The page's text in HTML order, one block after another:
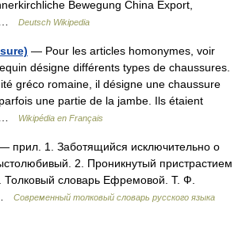
Bewegung China Export,
…
Deutsch Wikipedia
— Pour les articles homonymes, voir
désigne différents types de chaussures.
gréco romaine, il désigne une chaussure
une partie de la jambe. Ils étaient
…
Wikipédia en Français
прил. 1. Заботящийся исключительно о
2. Проникнутый пристрастием
Толковый словарь Ефремовой. Т. Ф.
Современный толковый словарь русского языка